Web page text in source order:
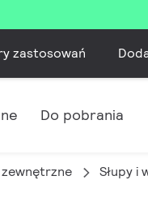
zastosowań
Do pobrania
Słupy i